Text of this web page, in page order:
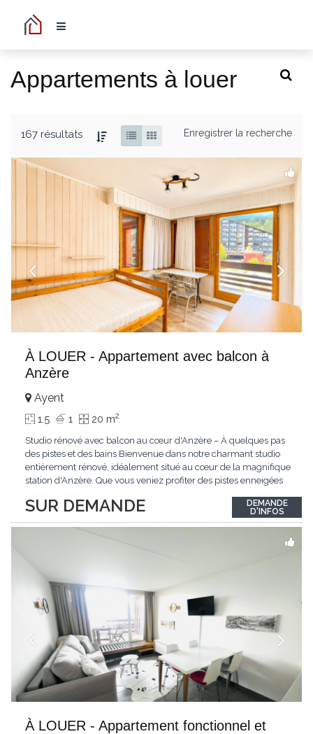
Appartements à louer
167 résultats Enregistrer la recherche
À LOUER - Appartement avec balcon à
Anzère
SUR DEMANDE
Ayent
1.5 1 20 m2
Studio rénové avec balcon au cœur d'Anzère – À quelques pas
des pistes et des bains Bienvenue dans notre charmant studio
entièrement rénové, idéalement situé au cœur de la magnifique
station d'Anzère. Que vous veniez profiter des pistes enneigées
ressourcer en montagne, ce logement vous offrira tout le confort
nécessaire...
DEMANDE
D'INFOS
À LOUER - Appartement fonctionnel et